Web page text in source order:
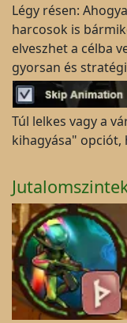
Légy résen:
harcosok is
elveszhet a célba
gyorsan és
Túl lelkes vagy a
kihagyása" opciót,